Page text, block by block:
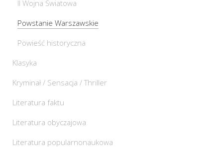
II Wojna Światowa
Powstanie Warszawskie
Powieść historyczna
Klasyka
Kryminał / Sensacja / Thriller
Literatura faktu
Literatura obyczajowa
Literatura popularnonaukowa